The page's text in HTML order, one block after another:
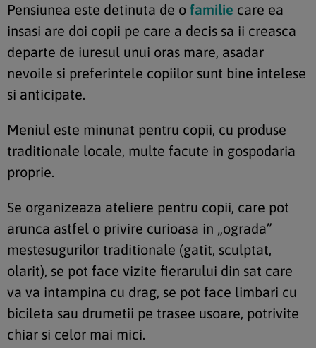
Pensiunea este detinuta de o familie care ea
insasi are doi copii pe care a decis sa ii creasca
departe de iuresul unui oras mare, asadar
nevoile si preferintele copiilor sunt bine intelese
si anticipate.
Meniul este minunat pentru copii, cu produse
traditionale locale, multe facute in gospodaria
proprie.
Se organizeaza ateliere pentru copii, care pot
arunca astfel o privire curioasa in „ograda”
mestesugurilor traditionale (gatit, sculptat,
olarit), se pot face vizite fierarului din sat care
va va intampina cu drag, se pot face limbari cu
bicileta sau drumetii pe trasee usoare, potrivite
chiar si celor mai mici.